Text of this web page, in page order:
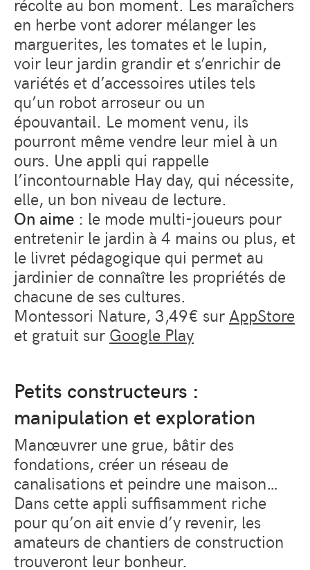
en herbe vont adorer mélanger les
marguerites, les tomates et le lupin,
voir leur jardin grandir et s’enrichir de
variétés et d’accessoires utiles tels
qu’un robot arroseur ou un
épouvantail. Le moment venu, ils
pourront même vendre leur miel à un
ours. Une appli qui rappelle
l’incontournable Hay day, qui nécessite,
elle, un bon niveau de lecture.
On aime : le mode multi-joueurs pour
entretenir le jardin à 4 mains ou plus, et
le livret pédagogique qui permet au
jardinier de connaître les propriétés de
chacune de ses cultures.
Montessori Nature, 3,49€ sur AppStore
et gratuit sur Google Play
Petits constructeurs :
manipulation et exploration
Manœuvrer une grue, bâtir des
fondations, créer un réseau de
canalisations et peindre une maison…
Dans cette appli suffisamment riche
pour qu’on ait envie d’y revenir, les
amateurs de chantiers de construction
trouveront leur bonheur.